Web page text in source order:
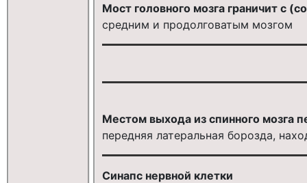
Мост головного мозга граничит с
средним и продолговатым мозгом
Местом выхода из спинного мозга
передняя латеральная борозда,
Синапс нервной клетки